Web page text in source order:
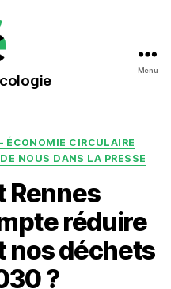
Menu
ÉCONOMIE CIRCULAIRE
NOUS DANS LA PRESSE
Rennes
réduire
nos déchets
?